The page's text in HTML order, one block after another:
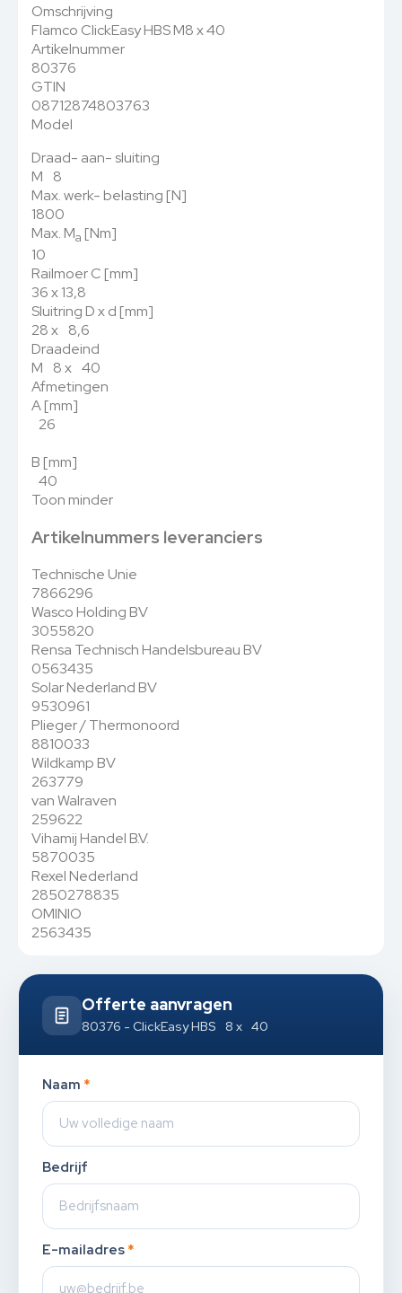
Omschrijving
Flamco ClickEasy HBS M8 x 40
Artikelnummer
80376
GTIN
08712874803763
Model
Draad- aan- sluiting
M 8
Max. werk- belasting [N]
1800
Max. Ma [Nm]
10
Railmoer C [mm]
36 x 13,8
Sluitring D x d [mm]
28 x 8,6
Draadeind
M 8 x 40
Afmetingen
A [mm]
26
B [mm]
40
Toon minder
Artikelnummers leveranciers
Technische Unie
7866296
Wasco Holding BV
3055820
Rensa Technisch Handelsbureau BV
0563435
Solar Nederland BV
9530961
Plieger / Thermonoord
8810033
Wildkamp BV
263779
van Walraven
259622
Vihamij Handel B.V.
5870035
Rexel Nederland
2850278835
OMINIO
2563435
Offerte aanvragen
80376 - ClickEasy HBS 8 x 40
Naam *
Bedrijf
E-mailadres *